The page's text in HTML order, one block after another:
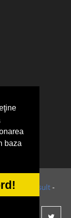
baza
Consult-